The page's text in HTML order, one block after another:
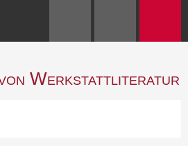
Werkstattliteratur